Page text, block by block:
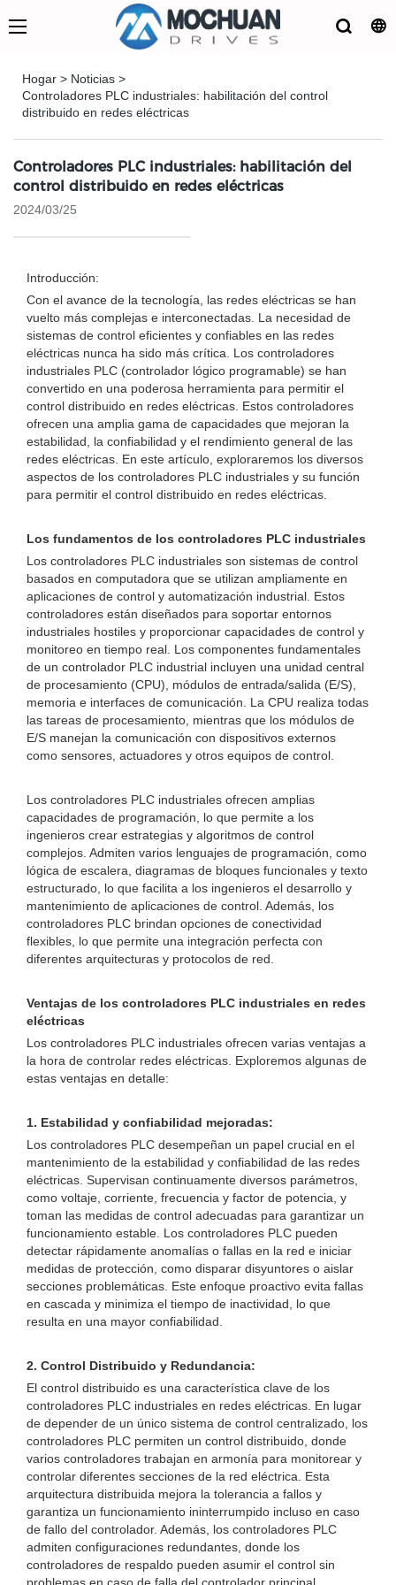
Hogar > Noticias >
Controladores PLC industriales: habilitación del control
distribuido en redes eléctricas
Controladores PLC industriales: habilitación del
control distribuido en redes eléctricas
2024/03/25
Introducción:
Con el avance de la tecnología, las redes eléctricas se han
vuelto más complejas e interconectadas. La necesidad de
sistemas de control eficientes y confiables en las redes
eléctricas nunca ha sido más crítica. Los controladores
industriales PLC (controlador lógico programable) se han
convertido en una poderosa herramienta para permitir el
control distribuido en redes eléctricas. Estos controladores
ofrecen una amplia gama de capacidades que mejoran la
estabilidad, la confiabilidad y el rendimiento general de las
redes eléctricas. En este artículo, exploraremos los diversos
aspectos de los controladores PLC industriales y su función
para permitir el control distribuido en redes eléctricas.
Los fundamentos de los controladores PLC industriales
Los controladores PLC industriales son sistemas de control
basados ​​en computadora que se utilizan ampliamente en
aplicaciones de control y automatización industrial. Estos
controladores están diseñados para soportar entornos
industriales hostiles y proporcionar capacidades de control y
monitoreo en tiempo real. Los componentes fundamentales
de un controlador PLC industrial incluyen una unidad central
de procesamiento (CPU), módulos de entrada/salida (E/S),
memoria e interfaces de comunicación. La CPU realiza todas
las tareas de procesamiento, mientras que los módulos de
E/S manejan la comunicación con dispositivos externos
como sensores, actuadores y otros equipos de control.
Los controladores PLC industriales ofrecen amplias
capacidades de programación, lo que permite a los
ingenieros crear estrategias y algoritmos de control
complejos. Admiten varios lenguajes de programación, como
lógica de escalera, diagramas de bloques funcionales y texto
estructurado, lo que facilita a los ingenieros el desarrollo y
mantenimiento de aplicaciones de control. Además, los
controladores PLC brindan opciones de conectividad
flexibles, lo que permite una integración perfecta con
diferentes arquitecturas y protocolos de red.
Ventajas de los controladores PLC industriales en redes
eléctricas
Los controladores PLC industriales ofrecen varias ventajas a
la hora de controlar redes eléctricas. Exploremos algunas de
estas ventajas en detalle:
1. Estabilidad y confiabilidad mejoradas:
Los controladores PLC desempeñan un papel crucial en el
mantenimiento de la estabilidad y confiabilidad de las redes
eléctricas. Supervisan continuamente diversos parámetros,
como voltaje, corriente, frecuencia y factor de potencia, y
toman las medidas de control adecuadas para garantizar un
funcionamiento estable. Los controladores PLC pueden
detectar rápidamente anomalías o fallas en la red e iniciar
medidas de protección, como disparar disyuntores o aislar
secciones problemáticas. Este enfoque proactivo evita fallas
en cascada y minimiza el tiempo de inactividad, lo que
resulta en una mayor confiabilidad.
2. Control Distribuido y Redundancia:
El control distribuido es una característica clave de los
controladores PLC industriales en redes eléctricas. En lugar
de depender de un único sistema de control centralizado, los
controladores PLC permiten un control distribuido, donde
varios controladores trabajan en armonía para monitorear y
controlar diferentes secciones de la red eléctrica. Esta
arquitectura distribuida mejora la tolerancia a fallos y
garantiza un funcionamiento ininterrumpido incluso en caso
de fallo del controlador. Además, los controladores PLC
admiten configuraciones redundantes, donde los
controladores de respaldo pueden asumir el control sin